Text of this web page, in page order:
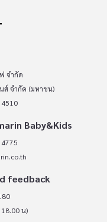
จำกัด
ส์ จำกัด (มหาชน)
Baby&Kids
feedback
น)